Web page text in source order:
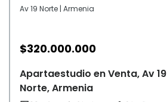
Av 19 Norte | Armenia
$320.000.000
Apartaestudio en Venta, Av 19
Norte, Armenia